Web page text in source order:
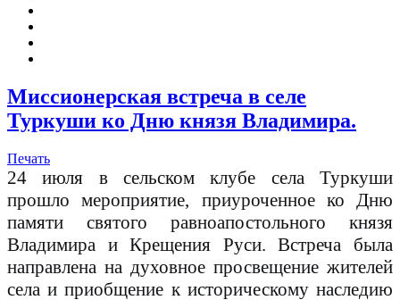
Миссионерская встреча в селе
Туркуши ко Дню князя Владимира.
Печать
24 июля в сельском клубе села Туркуши
прошло мероприятие, приуроченное ко Дню
памяти святого равноапостольного князя
Владимира и Крещения Руси. Встреча была
направлена на духовное просвещение жителей
села и приобщение к историческому наследию